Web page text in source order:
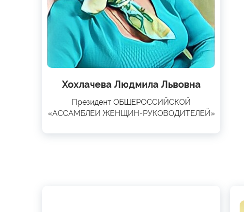
Хохлачева Людмила Львовна
Президент ОБЩЕРОССИЙСКОЙ
«АССАМБЛЕИ ЖЕНЩИН-РУКОВОДИТЕЛЕЙ»